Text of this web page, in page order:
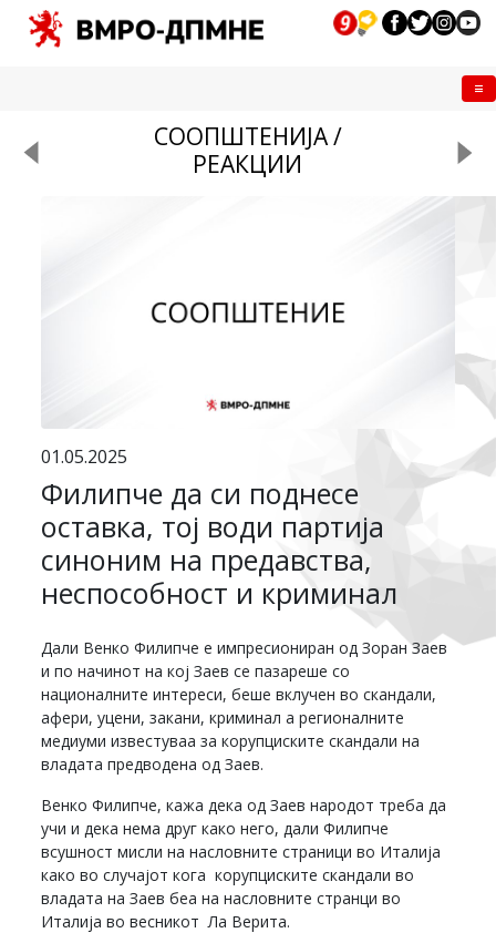
СООПШТЕНИЈА /
РЕАКЦИИ
01.05.2025
Филипче да си поднесе
оставка, тој води партија
синоним на предавства,
неспособност и криминал
Дали Венко Филипче е импресиониран од Зоран Заев
и по начинот на кој Заев се пазареше со
националните интереси, беше вклучен во скандали,
афери, уцени, закани, криминал а регионалните
медиуми известуваа за корупциските скандали на
владата предводена од Заев.
Венко Филипче, кажа дека од Заев народот треба да
учи и дека нема друг како него, дали Филипче
всушност мисли на насловните страници во Италија
како во случајот кога корупциските скандали во
владата на Заев беа на насловните странци во
Италија во весникот Ла Верита.